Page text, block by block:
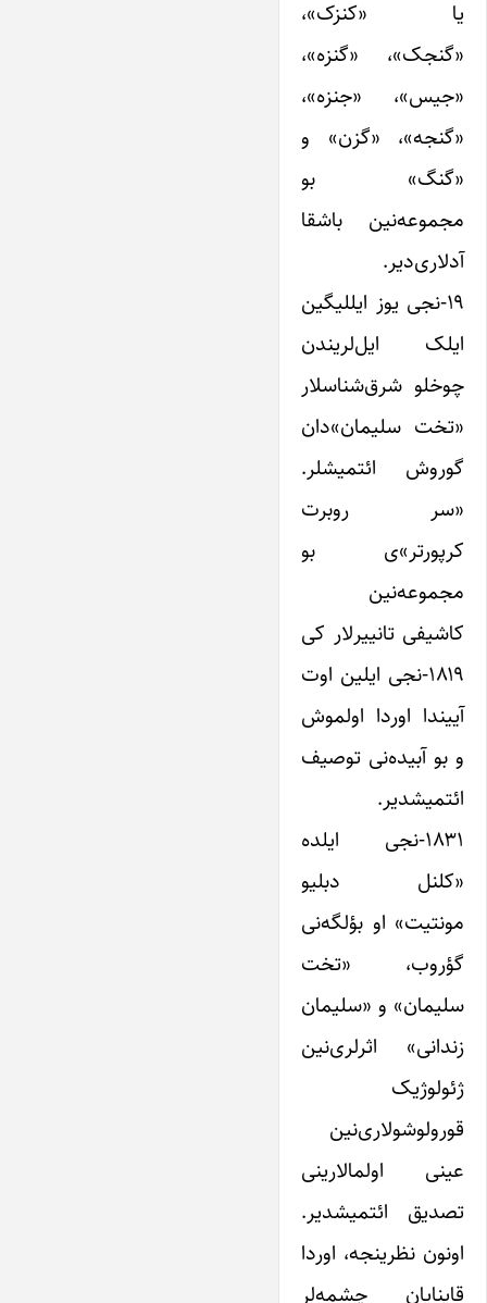
یا «کنزک»،
«گنجک»، «گنزه»،
«جیس»، «جنزه»،
«گنجه»، «گزن» و
«گنگ» بو
مجموعه‌نین باشقا
آدلاری‌دیر.
۱۹-نجی یوز ایللیگین
ایلک ایل‌لریندن
چوخلو شرق‌شناسلار
«تخت سلیمان»دان
گوروش ائتمیشلر.
«سر روبرت
کرپورتر»ی بو
مجموعه‌نین
کاشیفی تانییرلار کی
۱۸۱۹-نجی ایلین اوت
آییندا اوردا اولموش
و بو آبیده‌نی توصیف
ائتمیشدیر.
۱۸۳۱-نجی ایلده
«کلنل دبلیو
مونتیت» او بؤلگه‌نی
گؤروب، «تخت
سلیمان» و «سلیمان
زندانی» اثرلری‌نین
ژئولوژیک
قورولوشولاری‌نین
عینی اولمالارینی
تصدیق ائتمیشدیر.
اونون نظرینجه، اوردا
قاینایان چشمه‌لر